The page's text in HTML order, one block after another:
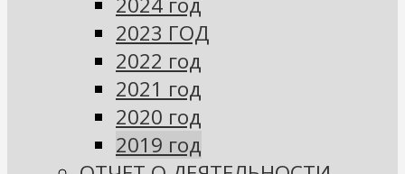
2023 ГОД
2022 год
2021 год
2020 год
2019 год